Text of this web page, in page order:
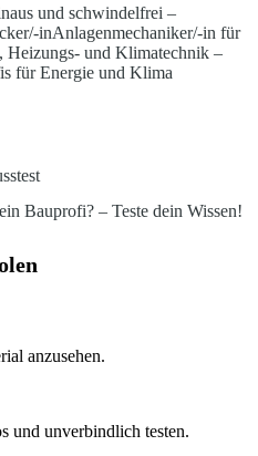
und schwindelfrei –
inAnlagenmechaniker/-in für
Heizungs- und Klimatechnik –
für Energie und Klima
Bauprofi? – Teste dein Wissen!
anzusehen.
und unverbindlich testen.